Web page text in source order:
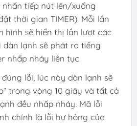
tiếp nút lên/xuống
thời gian TIMER). Mỗi lần
hình sẽ hiển thị lần lượt các
dàn lạnh sẽ phát ra tiếng
nhấp nháy liên tục.
lỗi, lúc này dàn lạnh sẽ
trong vòng 10 giây và tất cả
đều nhấp nháy. Mã lỗi
chính là lỗi hư hỏng của